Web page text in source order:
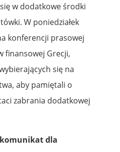
w dodatkowe środki
W poniedziałek
konferencji prasowej
finansowej Grecji,
się na
aby pamiętali o
zabrania dodatkowej
komunikat dla